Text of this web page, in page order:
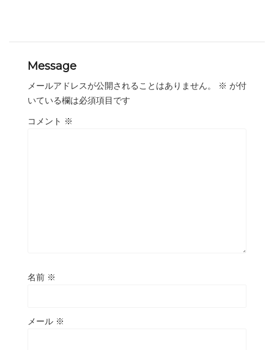
Message
メールアドレスが公開されることはありません。 ※ が付
いている欄は必須項目です
コメント ※
名前 ※
メール ※